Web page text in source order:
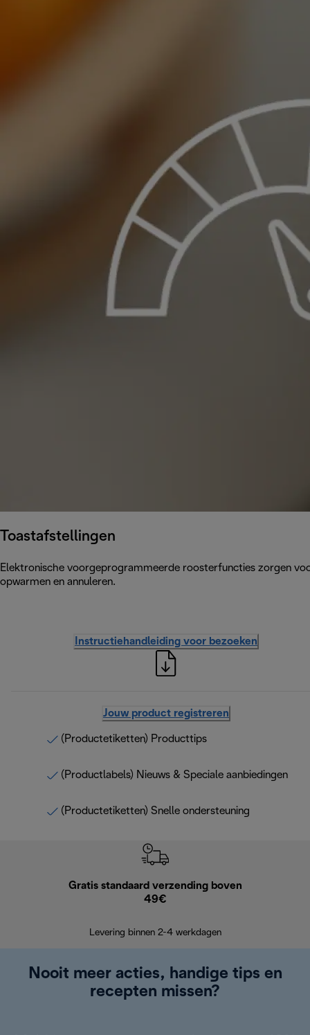
Toastafstellingen
Elektronische voorgeprogrammeerde roosterfuncties zorgen
opwarmen en annuleren.
Instructiehandleiding voor bezoeken
Jouw product registreren
(Productetiketten) Producttips
(Productlabels) Nieuws & Speciale aanbiedingen
(Productetiketten) Snelle ondersteuning
Gratis standaard verzending boven
49€
Levering binnen 2-4 werkdagen
Nooit meer acties, handige tips en
recepten missen?